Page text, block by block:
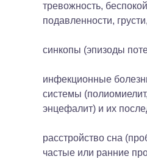
тревожность,
подавленности,
синкопы (эпизоды
инфекционные
системы
энцефалит) и их
расстройство сна
частые или ранние